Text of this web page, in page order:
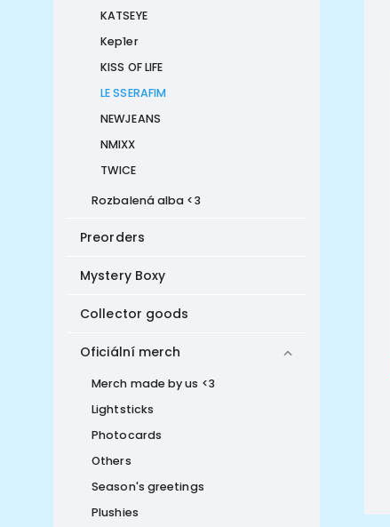
KATSEYE
Kep1er
KISS OF LIFE
LE SSERAFIM
NEWJEANS
NMIXX
TWICE
Rozbalená alba <3
Preorders
Mystery Boxy
Collector goods
Oficiální merch
Merch made by us <3
Lightsticks
Photocards
Others
Season's greetings
Plushies